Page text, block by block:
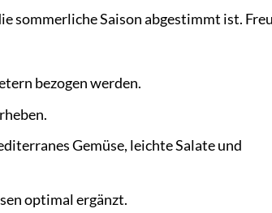
sommerliche Saison abgestimmt ist.
bezogen werden.
Gemüse, leichte Salate und
optimal ergänzt.